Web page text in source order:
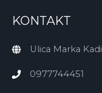
KONTAKT
Ulica Marka
0977744451